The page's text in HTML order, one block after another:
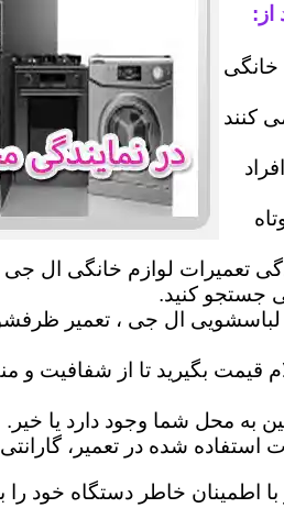
از:
خانگی
کنند
تعمیرات لوازم خانگی ال
جستجو کنید.
ال جی ، تعمیر
قیمت بگیرید تا از شفافیت و
به محل شما وجود دارد یا خیر.
شده در تعمیر، گارانتی
اطمینان خاطر دستگاه خود را